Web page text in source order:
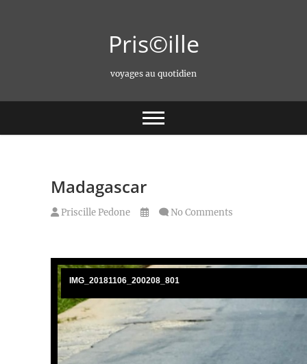
Pris©ille
voyages au quotidien
Madagascar
Priscille Pedone No Comments
IMG_20181106_200208_801